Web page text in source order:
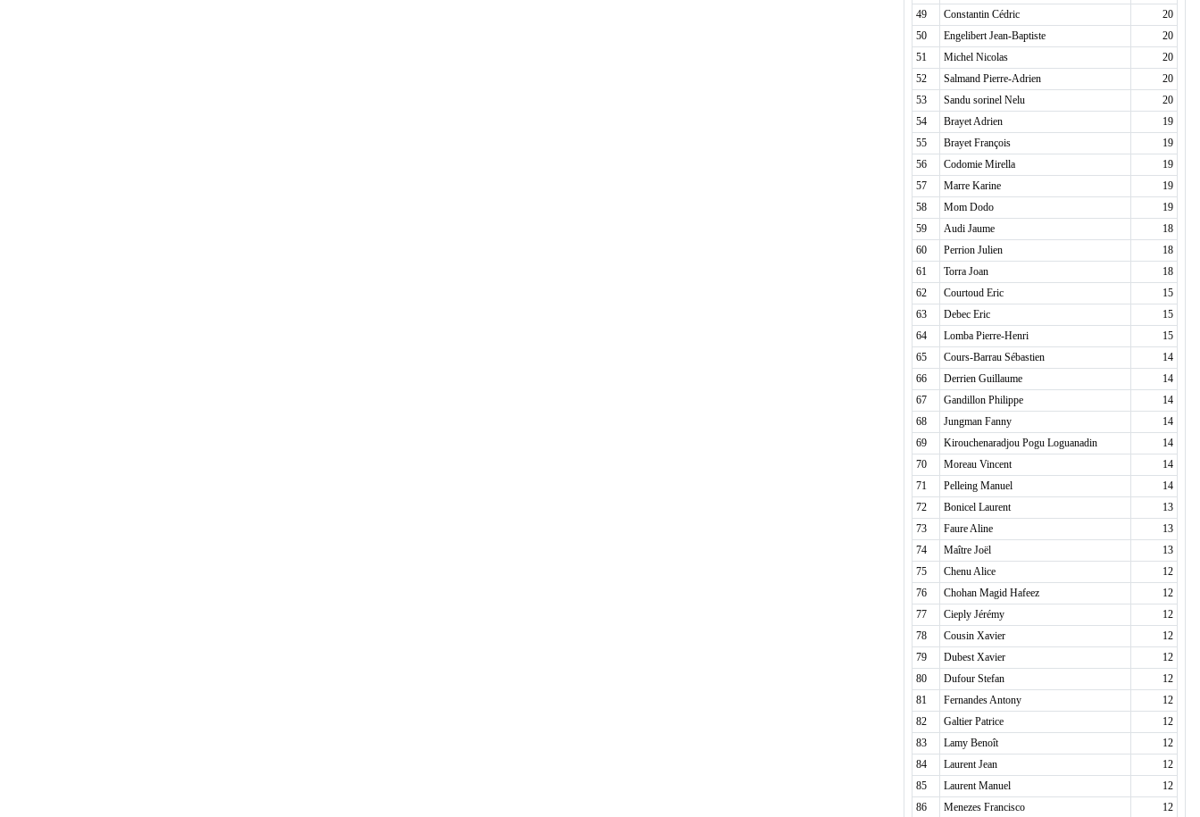
49
Constantin Cédric
20
50
Engelibert Jean-Baptiste
20
51
Michel Nicolas
20
52
Salmand Pierre-Adrien
20
53
Sandu sorinel Nelu
20
54
Brayet Adrien
19
55
Brayet François
19
56
Codomie Mirella
19
57
Marre Karine
19
58
Mom Dodo
19
59
Audi Jaume
18
60
Perrion Julien
18
61
Torra Joan
18
62
Courtoud Eric
15
63
Debec Eric
15
64
Lomba Pierre-Henri
15
65
Cours-Barrau Sébastien
14
66
Derrien Guillaume
14
67
Gandillon Philippe
14
68
Jungman Fanny
14
69
Kirouchenaradjou Pogu Loguanadin
14
70
Moreau Vincent
14
71
Pelleing Manuel
14
72
Bonicel Laurent
13
73
Faure Aline
13
74
Maître Joël
13
75
Chenu Alice
12
76
Chohan Magid Hafeez
12
77
Cieply Jérémy
12
78
Cousin Xavier
12
79
Dubest Xavier
12
80
Dufour Stefan
12
81
Fernandes Antony
12
82
Galtier Patrice
12
83
Lamy Benoît
12
84
Laurent Jean
12
85
Laurent Manuel
12
86
Menezes Francisco
12